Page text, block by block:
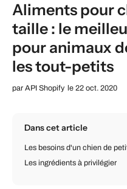
Aliments pour
taille : le
pour animaux
les tout-petits
par API Shopify le 22 oct. 2020
Dans cet article
Les besoins d'un chien de
Les ingrédients à privilégier